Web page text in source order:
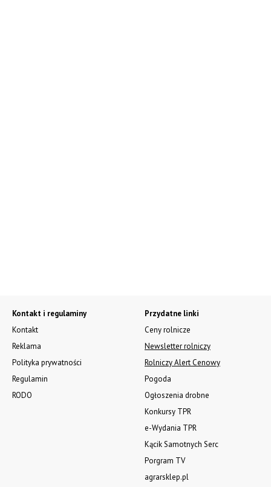
Kontakt i regulaminy
Kontakt
Reklama
Polityka prywatności
Regulamin
RODO
Przydatne linki
Ceny rolnicze
Newsletter rolniczy
Rolniczy Alert Cenowy
Pogoda
Ogłoszenia drobne
Konkursy TPR
e-Wydania TPR
Kącik Samotnych Serc
Porgram TV
agrarsklep.pl